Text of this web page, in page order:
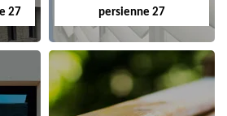
27
persienne 27